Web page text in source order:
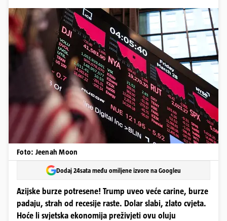
Foto: Jeenah Moon
Dodaj 24sata među omiljene izvore na Googleu
Azijske burze potresene! Trump uveo veće carine, burze
padaju, strah od recesije raste. Dolar slabi, zlato cvjeta.
Hoće li svjetska ekonomija preživjeti ovu oluju